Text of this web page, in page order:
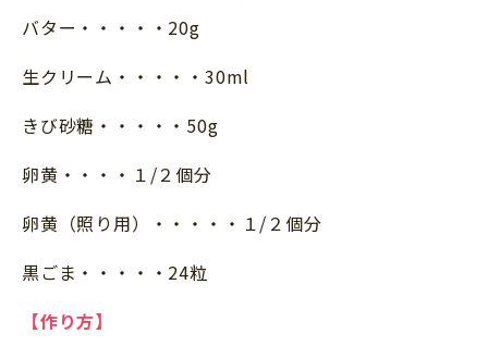
バター・・・・・20g
生クリーム・・・・・30ml
きび砂糖・・・・・50g
卵黄・・・・１/２個分
卵黄（照り用）・・・・・１/２個分
黒ごま・・・・・24粒
【作り方】